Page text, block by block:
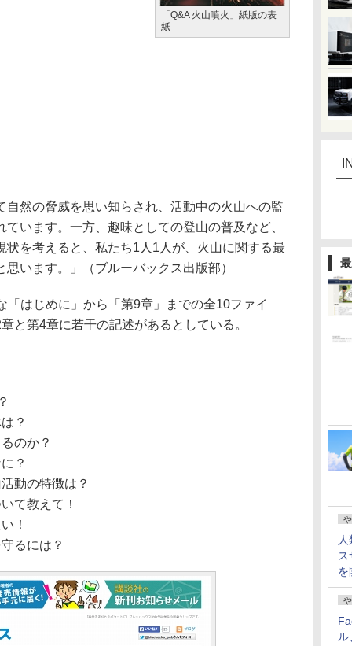
を
「Q&A 火山噴火」紙版の表
紙
然の脅威を思い知らされ、活動中の火山への監
います。一方、趣味としての登山の普及など、
状を考えると、私たち1人1人が、火山に関する最
います。」（ブルーバックス出版部）
はじめに」から「第9章」までの全10ファイ
と第4章に若干の記述があるとしている。
？
のか？
？
動の特徴は？
て教えて！
！
るには？